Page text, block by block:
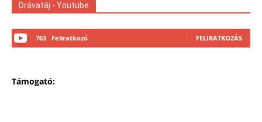
Drávatáj - Youtube
763 Feliratkozó FELIRATKOZÁS
Támogató: